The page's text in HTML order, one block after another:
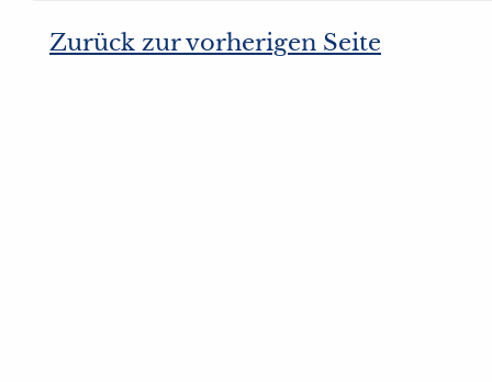
Zurück zur vorherigen Seite